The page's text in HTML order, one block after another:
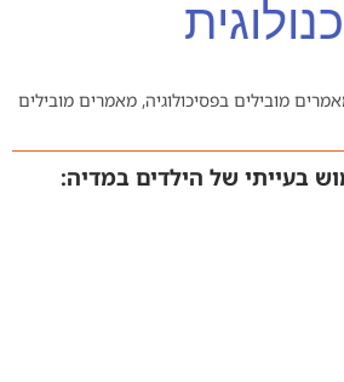
מובילים בפסיכולוגיה, מאמרים מובילים
בעייתי של הילדים במדיה: